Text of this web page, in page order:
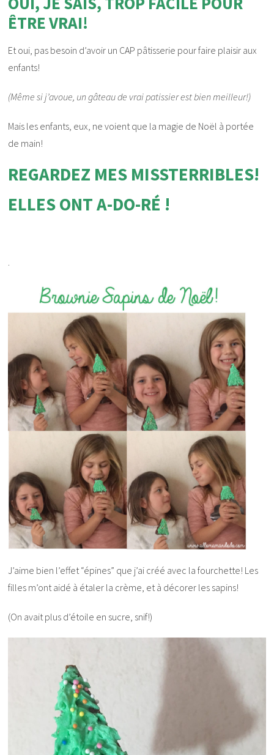
ÊTRE VRAI!
Et oui, pas besoin d’avoir un CAP pâtisserie pour faire plaisir aux
enfants!
(Même si j’avoue, un gâteau de vrai patissier est bien meilleur!)
Mais les enfants, eux, ne voient que la magie de Noël à portée
de main!
REGARDEZ MES MISSTERRIBLES!
ELLES ONT A-DO-RÉ !
J’aime bien l’effet “épines” que j’ai créé avec la fourchette! Les
filles m’ont aidé à étaler la crème, et à décorer les sapins!
(On avait plus d’étoile en sucre, snif!)